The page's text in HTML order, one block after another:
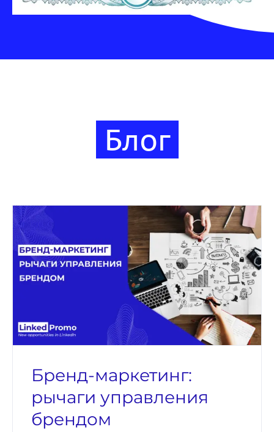
Блог
Бренд-маркетинг: рычаги
управления брендом
Бренд-маркетинг:
рычаги управления
брендом